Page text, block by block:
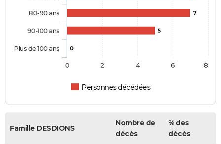
7
5
0
Personnes décédées
80-90 ans
90-100 ans
Plus de 100 ans
0 2 4 6 8
Famille DESDIONS
Nombre de
décès
% des
décès